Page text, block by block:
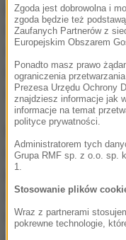
państwowe - Dzień
moskiewskiego
się. Protest w
oficjalnych danych
zakończył się ok.
Rosyjskie media od
o problemach, z
protestów. W wielu
nie wydano zgody
nie wyrażono
Zgoda jest dobrowolna i
zgoda będzie też
Zaufanych Partnerów z
Europejskim Obszarem
Ponadto masz prawo
ograniczenia
Prezesa Urzędu Ochrony
znajdziesz informacje jak
informacje na temat
polityce prywatności.
Administratorem tych
Grupa RMF sp. z o.o. sp.
1.
Stosowanie plików
Wraz z partnerami
pokrewne technologie,